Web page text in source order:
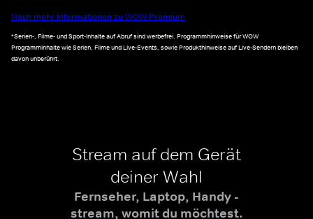
Noch mehr Informationen zu WOW Premium
*Serien-, Filme- und Sport-Inhalte auf Abruf sind werbefrei. Programmhinweise für WOW
Programminhalte wie Serien, Filme und Live-Events, sowie Produkthinweise auf Live-Sendern bleiben
davon unberührt.
Stream auf dem Gerät
deiner Wahl
Fernseher, Laptop, Handy -
stream, womit du möchtest.